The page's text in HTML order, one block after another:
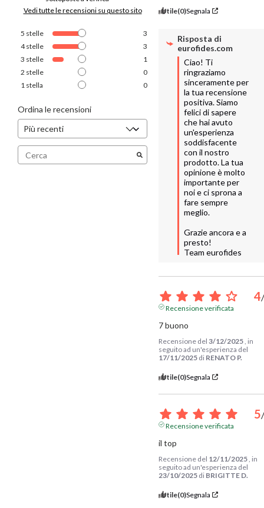
Vedi tutte le recensioni su questo sito
5 stelle
3
4stelle
3
3 stelle
1
2 stelle
0
1 stella 0
Ordina le recensioni
Utile(0)Segnala
Risposta di
eurofides.com
Ciao! Ti
ringraziamo
sinceramente per
la tua recensione
positiva. Siamo
felici di sapere
che hai avuto
un'esperienza
soddisfacente
con il nostro
prodotto. La tua
opinione è molto
importante per
noi e ci sprona a
fare sempre
meglio.
Grazie ancora e a
presto!
Team eurofides
4/
Recensione verificata
7 buono
Recensione del 3/12/2025 , in
seguito ad un'esperienza del
17/11/2025 di RENATO P.
Utile(0)Segnala
5/
Recensione verificata
il top
Recensione del 12/11/2025 , in
seguito ad un'esperienza del
23/10/2025 di BRIGITTE D.
Utile(0)Segnala